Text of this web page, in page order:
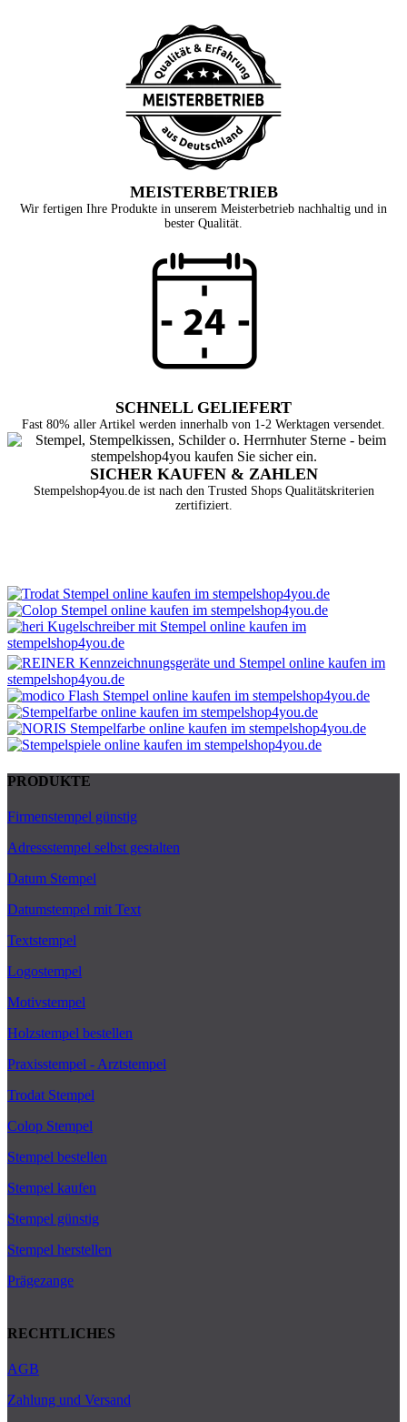
MEISTERBETRIEB
Wir fertigen Ihre Produkte in unserem Meisterbetrieb nachhaltig und in
bester Qualität.
SCHNELL GELIEFERT
Fast 80% aller Artikel werden innerhalb von 1-2 Werktagen versendet.
SICHER KAUFEN & ZAHLEN
Stempelshop4you.de ist nach den Trusted Shops Qualitätskriterien
zertifiziert.
PRODUKTE
Firmenstempel günstig
Adressstempel selbst gestalten
Datum Stempel
Datumstempel mit Text
Textstempel
Logostempel
Motivstempel
Holzstempel bestellen
Praxisstempel - Arztstempel
Trodat Stempel
Colop Stempel
Stempel bestellen
Stempel kaufen
Stempel günstig
Stempel herstellen
Prägezange
RECHTLICHES
AGB
Zahlung und Versand